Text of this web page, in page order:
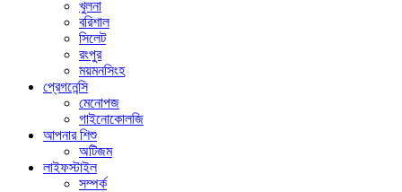
খুলনা
বরিশাল
সিলেট
রংপুর
ময়মনসিংহ
প্রেগনেন্সি
মেনোপজ
গাইনোকোলজি
আপনার শিশু
অটিজম
লাইফস্টাইল
সম্পর্ক